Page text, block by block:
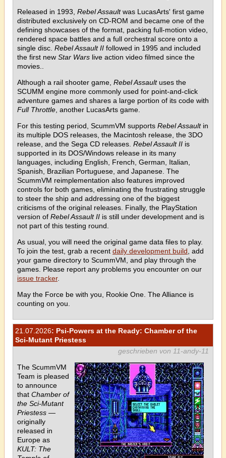
Released in 1993, Rebel Assaultwas LucasArts' first game
distributed exclusively on CD-ROM and became one of the
defining showcases of the format, packing full-motion video,
rendered space battles and a full orchestral score onto a
single disc. Rebel Assault II followed in 1995 and included
the first new Star Wars live action video filmed since the
movies..
Although a rail shooter game, Rebel Assaultuses the
SCUMM engine more commonly used for point-and-click
adventure games and shares a large portion of its code with
Full Throttle , another LucasArts game.
For this testing period, ScummVM supports Rebel Assaultin
its multiple DOS releases, the Macintosh release, the 3DO
release, and the Sega CD releases. Rebel Assault II is
supported in its DOS/Windows release in its many
languages, including English, French, German, Italian,
Spanish, Brazilian Portuguese, and Japanese. The
ScummVM reimplementation also features improved
controls for both games, eliminating the frustrating struggle
to steer the ship and addressing one of the biggest
criticisms of the original releases. Finally, the PlayStation
version of Rebel Assault II is still under development and is
not part of this testing round.
As usual, you will need the original game data files to play.
To join the test, grab a recent daily development build , add
your game directory to ScummVM, and play through the
games. Please report any problems you encounter on our
issue tracker.
May the Force be with you, Rookie One. The Alliance is
counting on you.
21.07.2026: Psi-Powers at the Ready: Chamber of the
Sci-Mutant Priestess
geschrieben von 11-andy-11
The ScummVM
Team is pleased
to announce
that Chamber of
the Sci-Mutant
Priestess —
originally
released in
Europe as
KULT: The